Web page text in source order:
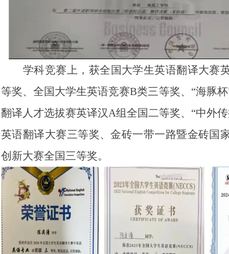
学科竞赛上，获全国大学生英语翻译大赛
等奖、全国大学生英语竞赛B类三等奖、“海豚
翻译人才选拔赛英译汉A组全国二等奖、“中外
英语翻译大赛三等奖、金砖一带一路暨金砖国
创新大赛全国三等奖。